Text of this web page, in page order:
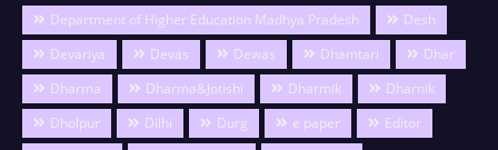
Department of Higher Education Madhya Pradesh
Desh
Devariya
Devas Dewas Dhamtari
Dhar
Dharma
Dharma&Jotishi Dharmik
Dharnik
Dholpur
Dilhi Durg e paper
Editor